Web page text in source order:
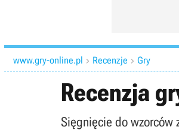
www.gry-online.pl  Recenzje  Gry
Recenzja
Sięgnięcie do wzorców